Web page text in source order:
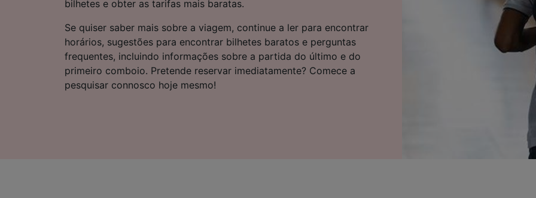
bilhetes e obter as tarifas mais baratas.
Se quiser saber mais sobre a viagem, continue a ler para encontrar
horários, sugestões para encontrar bilhetes baratos e perguntas
frequentes, incluindo informações sobre a partida do último e do
primeiro comboio. Pretende reservar imediatamente? Comece a
pesquisar connosco hoje mesmo!
Lista de parceiros (fornecedores)